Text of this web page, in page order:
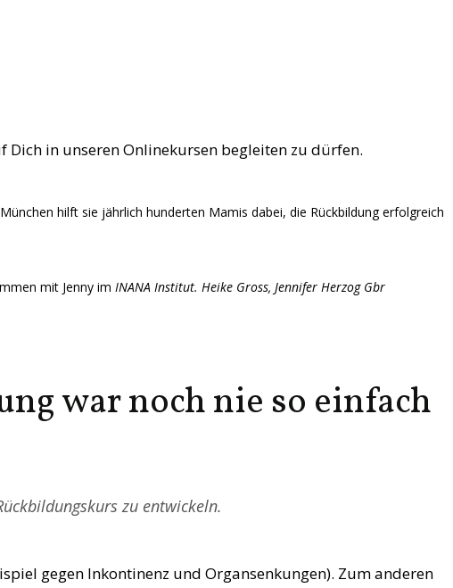
in unseren Onlinekursen begleiten zu dürfen.
hilft sie jährlich hunderten Mamis dabei, die Rückbildung erfolgreich
mit Jenny im INANA Institut. Heike Gross, Jennifer Herzog Gbr
war noch nie so einfach
zu entwickeln.
gegen Inkontinenz und Organsenkungen). Zum anderen